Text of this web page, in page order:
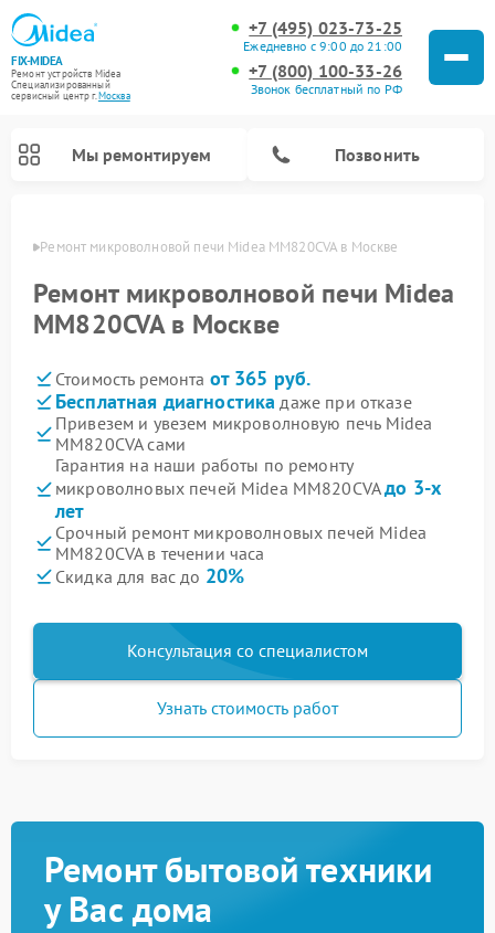
FIX-MIDEA
Ремонт устройств Midea
Специализированный
cервисный центр г.Москва
+7 (495) 023-73-25
Ежедневно с 9:00 до 21:00
+7 (800) 100-33-26
Звонок бесплатный по РФ
Мы ремонтируем Позвонить
Ремонт микроволновой печи Midea MM820CVA в Москве
Ремонт микроволновой печи Midea
MM820CVA в Москве
Стоимость ремонта от 365 руб.
Бесплатная диагностика даже при отказе
Привезем и увезем микроволновую печь Midea
MM820CVA сами
Гарантия на наши работы по ремонту
микроволновых печей Midea MM820CVAдо 3-х
лет
Срочный ремонт микроволновых печей Midea
MM820CVA в течении часа
Скидка для вас до 20%
Консультация со специалистом
Узнать стоимость работ
Ремонт бытовой техники
у Вас дома